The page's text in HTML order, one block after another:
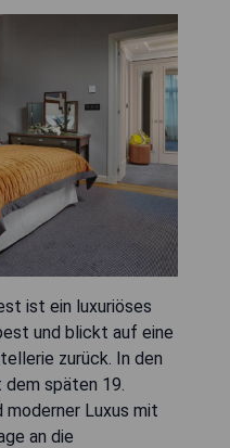
ist ein luxuriöses
und blickt auf eine
zurück. In den
dem späten 19.
moderner Luxus mit
an die